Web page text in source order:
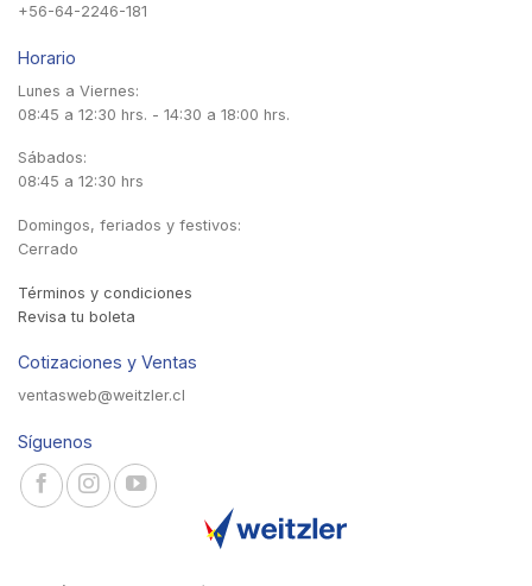
+56-64-2246-181
Horario
Lunes a Viernes:
08:45 a 12:30 hrs. - 14:30 a 18:00 hrs.
Sábados:
08:45 a 12:30 hrs
Domingos, feriados y festivos:
Cerrado
Términos y condiciones
Revisa tu boleta
Cotizaciones y Ventas
ventasweb@weitzler.cl
Síguenos